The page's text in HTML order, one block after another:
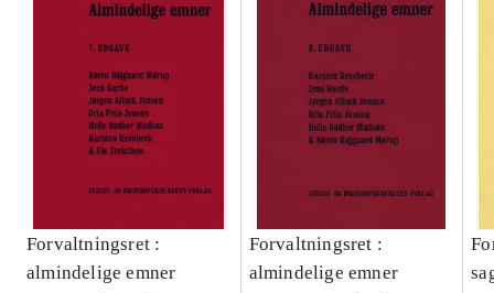
Forvaltningsret :
almindelige emner
Forvaltningsret :
almindelige emner